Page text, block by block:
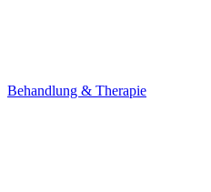
Behandlung & Therapie